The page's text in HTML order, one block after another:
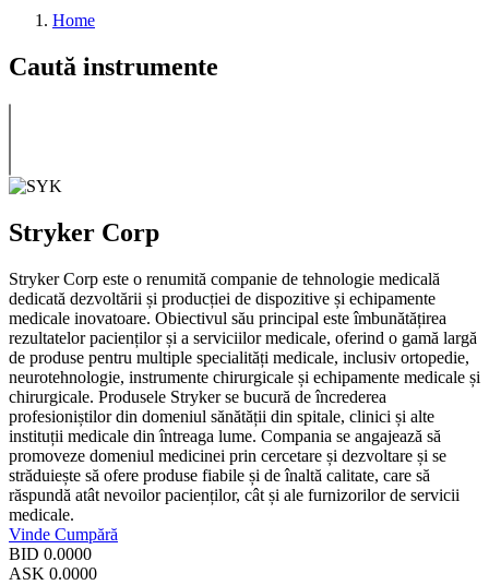
Home
Caută instrumente
Stryker Corp
Stryker Corp este o renumită companie de tehnologie medicală
dedicată dezvoltării și producției de dispozitive și echipamente
medicale inovatoare. Obiectivul său principal este îmbunătățirea
rezultatelor pacienților și a serviciilor medicale, oferind o gamă largă
de produse pentru multiple specialități medicale, inclusiv ortopedie,
neurotehnologie, instrumente chirurgicale și echipamente medicale și
chirurgicale. Produsele Stryker se bucură de încrederea
profesioniștilor din domeniul sănătății din spitale, clinici și alte
instituții medicale din întreaga lume. Compania se angajează să
promoveze domeniul medicinei prin cercetare și dezvoltare și se
străduiește să ofere produse fiabile și de înaltă calitate, care să
răspundă atât nevoilor pacienților, cât și ale furnizorilor de servicii
medicale.
Vinde Cumpără
BID 0.0000
ASK 0.0000